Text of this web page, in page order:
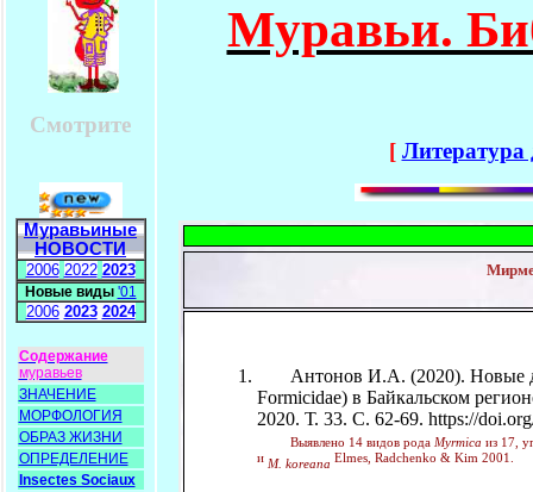
Смотрите
Муравьиные
НОВОСТИ
2006 2022 2023
Новые виды '01
2006 2023 2024
Содержание
муравьев
ЗНАЧЕНИЕ
МОРФОЛОГИЯ
ОБРАЗ ЖИЗНИ
ОПРЕДЕЛЕНИЕ
Insectes Sociaux
Муравьи.
[ Литература
Антонов И.А. (2020). Новые
Formicidae) в Байкальском
2020. Т. 33. С. 62-69. https://
Выявлено 14 видов рода Myrmica из 17,
и M. koreana Elmes, Radchenko & Kim 2001.